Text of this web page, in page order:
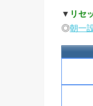
▼ リセ
◎朝一